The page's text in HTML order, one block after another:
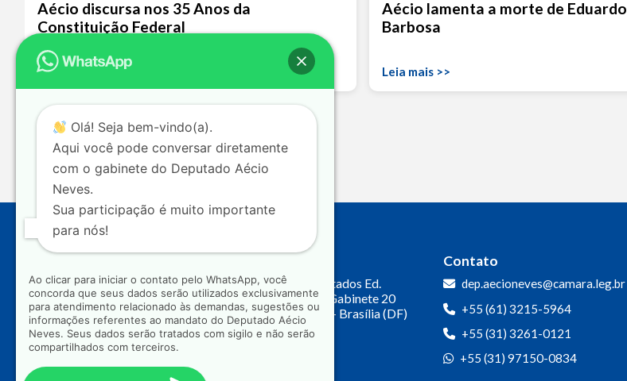
Aécio discursa nos 35 Anos da
Constituição Federal
Leia mais >>
Aécio lamenta a morte de Eduardo
Barbosa
Leia mais >>
Câmara dos Deputados Ed.
Principal, Ala C – Gabinete 20
CEP: 70.160-900 – Brasília (DF)
Contato
dep.aecioneves@camara.leg.br
+55 (61) 3215-5964
+55 (31) 3261-0121
+55 (31) 97150-0834
Olá! Seja bem-vindo(a).
Aqui você pode conversar diretamente
com o gabinete do Deputado Aécio
Neves.
Sua participação é muito importante
para nós!
Ao clicar para iniciar o contato pelo WhatsApp, você
concorda que seus dados serão utilizados exclusivamente
para atendimento relacionado às demandas, sugestões ou
informações referentes ao mandato do Deputado Aécio
Neves. Seus dados serão tratados com sigilo e não serão
compartilhados com terceiros.